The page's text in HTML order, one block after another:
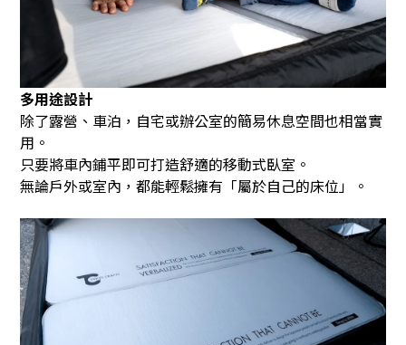
多用途設計
除了露營、車泊，自宅或辦公室的簡易休息空間也相當實
用。
只要將車內鋪平即可打造舒適的移動式臥室。
無論戶外或室內，都能輕鬆擁有「屬於自己的床位」。